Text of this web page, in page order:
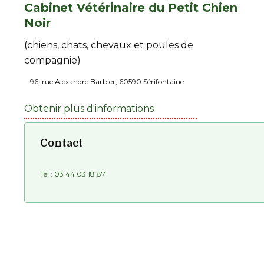
Cabinet Vétérinaire du Petit Chien
Noir
(chiens, chats, chevaux et poules de
compagnie)
96, rue Alexandre Barbier, 60590 Sérifontaine
Obtenir plus d'informations
Contact
Tél : 03 44 03 18 87